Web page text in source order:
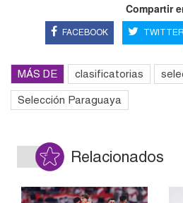
Compartir
FACEBOOK TWITTER
MÁS DE clasificatorias
Selección Paraguaya
Relacionados